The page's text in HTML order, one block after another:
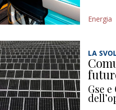
Energia
LA
Gse